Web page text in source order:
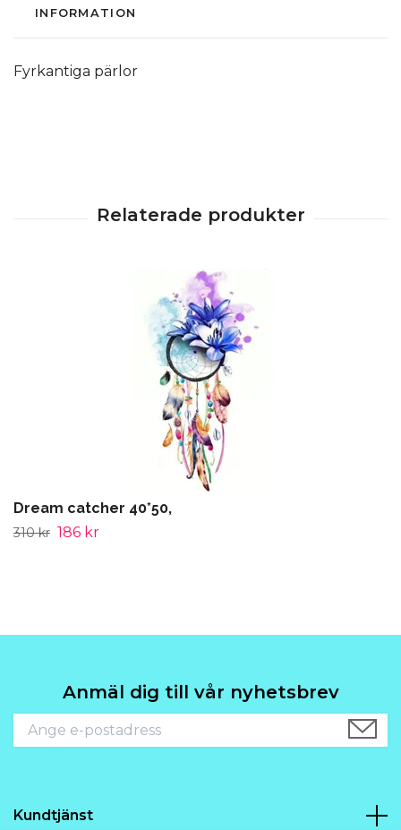
INFORMATION
Fyrkantiga pärlor
Dream catcher 40*50,
310 kr 186 kr
Anmäl dig till vår nyhetsbrev
Kundtjänst